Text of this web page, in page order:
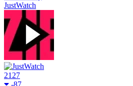
JustWatch
2127
-87